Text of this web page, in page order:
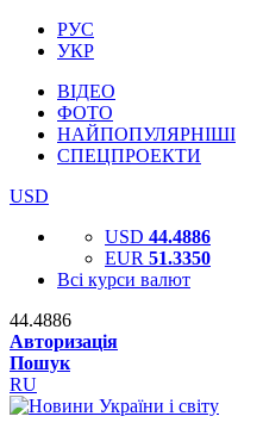
РУС
УКР
ВІДЕО
ФОТО
НАЙПОПУЛЯРНІШІ
СПЕЦПРОЕКТИ
USD
USD 44.4886
EUR 51.3350
Всі курси валют
44.4886
Авторизація
Пошук
RU